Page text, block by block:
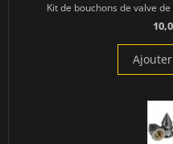
Kit de bouchons de valve